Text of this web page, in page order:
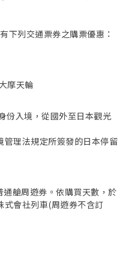
下列交通票券之購票優惠：
摩天輪
入境，從國外至日本觀光
理法規定所簽發的日本停留
艙周遊券。依購買天數，於
式會社列車(周遊券不含訂